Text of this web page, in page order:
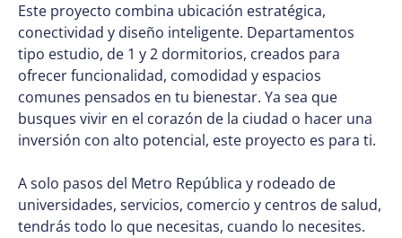
Este proyecto combina ubicación estratégica,
conectividad y diseño inteligente. Departamentos
tipo estudio, de 1 y 2 dormitorios, creados para
ofrecer funcionalidad, comodidad y espacios
comunes pensados en tu bienestar. Ya sea que
busques vivir en el corazón de la ciudad o hacer una
inversión con alto potencial, este proyecto es para ti.
A solo pasos del Metro República y rodeado de
universidades, servicios, comercio y centros de salud,
tendrás todo lo que necesitas, cuando lo necesites.